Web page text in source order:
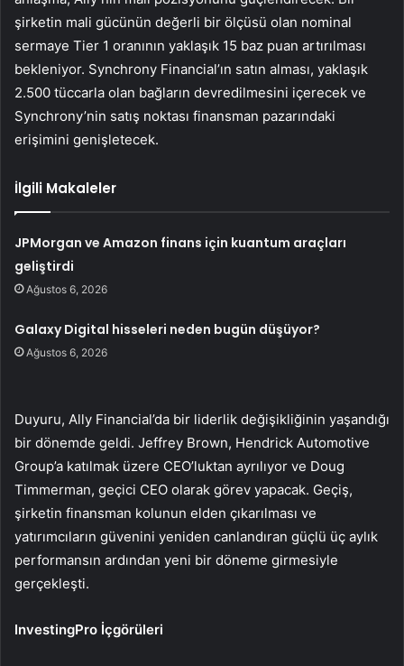
şirketin mali gücünün değerli bir ölçüsü olan nominal
sermaye Tier 1 oranının yaklaşık 15 baz puan artırılması
bekleniyor. Synchrony Financial’ın satın alması, yaklaşık
2.500 tüccarla olan bağların devredilmesini içerecek ve
Synchrony’nin satış noktası finansman pazarındaki
erişimini genişletecek.
İlgili Makaleler
JPMorgan ve Amazon finans için kuantum araçları
geliştirdi
Ağustos 6, 2026
Galaxy Digital hisseleri neden bugün düşüyor?
Ağustos 6, 2026
Duyuru, Ally Financial’da bir liderlik değişikliğinin yaşandığı
bir dönemde geldi. Jeffrey Brown, Hendrick Automotive
Group’a katılmak üzere CEO’luktan ayrılıyor ve Doug
Timmerman, geçici CEO olarak görev yapacak. Geçiş,
şirketin finansman kolunun elden çıkarılması ve
yatırımcıların güvenini yeniden canlandıran güçlü üç aylık
performansın ardından yeni bir döneme girmesiyle
gerçekleşti.
InvestingPro İçgörüleri